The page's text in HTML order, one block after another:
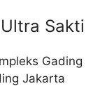
Sakti
Gading
Jakarta